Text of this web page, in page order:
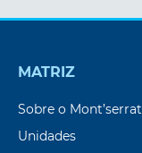
MATRIZ
Sobre o Mont’serrat
Unidades